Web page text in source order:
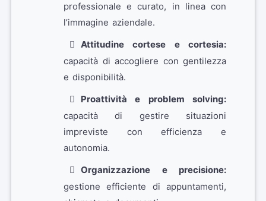
professionale e curato, in linea con
l’immagine aziendale.
Attitudine cortese e cortesia:
capacità di accogliere con gentilezza
e disponibilità.
Proattività e problem solving:
capacità di gestire situazioni
impreviste con efficienza e
autonomia.
Organizzazione e precisione:
gestione efficiente di appuntamenti,